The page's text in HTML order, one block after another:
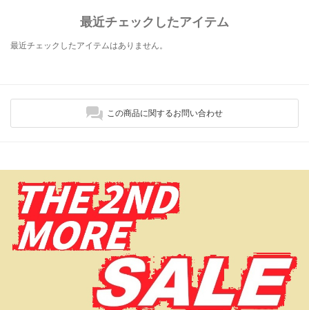
最近チェックしたアイテム
最近チェックしたアイテムはありません。
この商品に関するお問い合わせ